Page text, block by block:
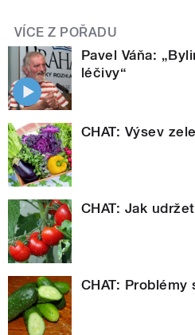
VÍCE Z POŘADU
Pavel Váňa:
léčivy“
CHAT: Výsev
CHAT: Jak
CHAT: